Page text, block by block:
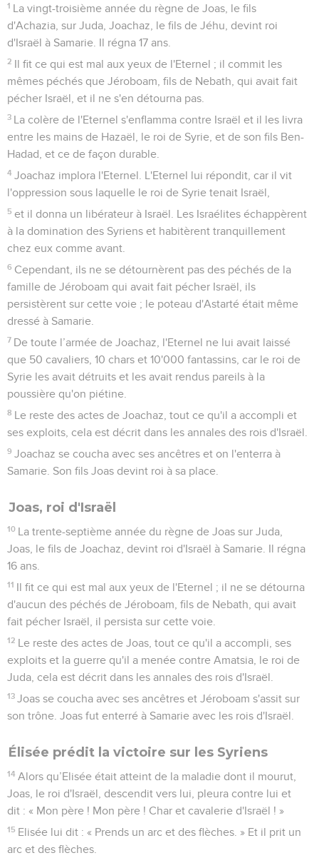
1 La vingt-troisième année du règne de Joas, le fils
d'Achazia, sur Juda, Joachaz, le fils de Jéhu, devint roi
d'Israël à Samarie. Il régna 17 ans.
2 Il fit ce qui est mal aux yeux de l'Eternel ; il commit les
mêmes péchés que Jéroboam, fils de Nebath, qui avait fait
pécher Israël, et il ne s'en détourna pas.
3 La colère de l'Eternel s'enflamma contre Israël et il les livra
entre les mains de Hazaël, le roi de Syrie, et de son fils Ben-
Hadad, et ce de façon durable.
4 Joachaz implora l'Eternel. L'Eternel lui répondit, car il vit
l'oppression sous laquelle le roi de Syrie tenait Israël,
5 et il donna un libérateur à Israël. Les Israélites échappèrent
à la domination des Syriens et habitèrent tranquillement
chez eux comme avant.
6 Cependant, ils ne se détournèrent pas des péchés de la
famille de Jéroboam qui avait fait pécher Israël, ils
persistèrent sur cette voie ; le poteau d'Astarté était même
dressé à Samarie.
7 De toute l’armée de Joachaz, l'Eternel ne lui avait laissé
que 50 cavaliers, 10 chars et 10'000 fantassins, car le roi de
Syrie les avait détruits et les avait rendus pareils à la
poussière qu'on piétine.
8 Le reste des actes de Joachaz, tout ce qu'il a accompli et
ses exploits, cela est décrit dans les annales des rois d'Israël.
9 Joachaz se coucha avec ses ancêtres et on l'enterra à
Samarie. Son fils Joas devint roi à sa place.
Joas, roi d'Israël
10 La trente-septième année du règne de Joas sur Juda,
Joas, le fils de Joachaz, devint roi d'Israël à Samarie. Il régna
16 ans.
11 Il fit ce qui est mal aux yeux de l'Eternel ; il ne se détourna
d'aucun des péchés de Jéroboam, fils de Nebath, qui avait
fait pécher Israël, il persista sur cette voie.
12 Le reste des actes de Joas, tout ce qu'il a accompli, ses
exploits et la guerre qu'il a menée contre Amatsia, le roi de
Juda, cela est décrit dans les annales des rois d'Israël.
13 Joas se coucha avec ses ancêtres et Jéroboam s'assit sur
son trône. Joas fut enterré à Samarie avec les rois d'Israël.
Élisée prédit la victoire sur les Syriens
14 Alors qu’Elisée était atteint de la maladie dont il mourut,
Joas, le roi d'Israël, descendit vers lui, pleura contre lui et
dit : « Mon père ! Mon père ! Char et cavalerie d'Israël ! »
15 Elisée lui dit : « Prends un arc et des flèches. » Et il prit un
arc et des flèches.